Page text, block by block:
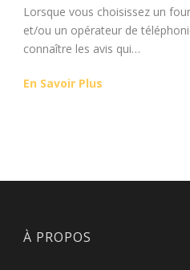
Lorsque vous choisissez un
et/ou un opérateur de
connaître les avis qui…
En Savoir Plus
À PROPOS